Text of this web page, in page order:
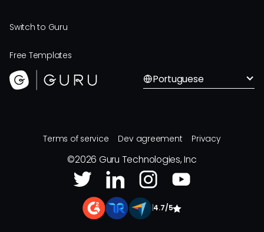
Switch to Guru
Free Templates
Portuguese
Terms of service Dev agreement Privacy
©2026 Guru Technologies, Inc
4.7/5